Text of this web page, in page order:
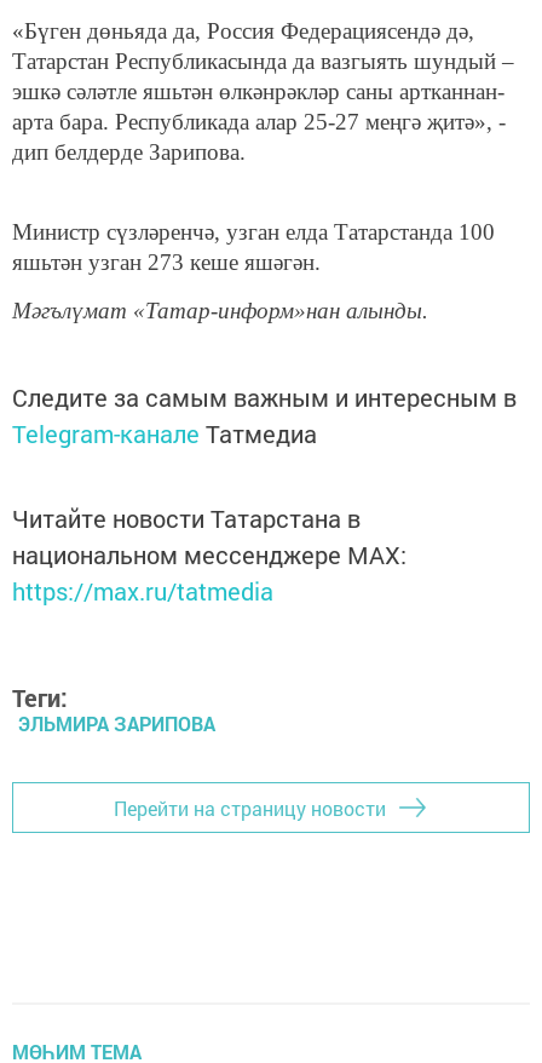
«Бүген дөньяда да, Россия Федерациясендә дә,
Татарстан Республикасында да вазгыять шундый –
эшкә сәләтле яшьтән өлкәнрәкләр саны артканнан-
арта бара. Республикада алар 25-27 меңгә җитә», -
дип белдерде Зарипова.
Министр сүзләренчә, узган елда Татарстанда 100
яшьтән узган 273 кеше яшәгән.
Мәгълүмат «Татар-информ»нан алынды.
Следите за самым важным и интересным в
Telegram-канале Татмедиа
Читайте новости Татарстана в
национальном мессенджере MАХ:
https://max.ru/tatmedia
Теги:
ЭЛЬМИРА ЗАРИПОВА
Перейти на страницу новости
МӨҺИМ ТЕМА